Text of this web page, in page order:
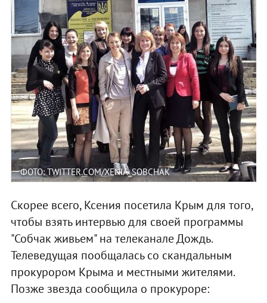
ФОТО: TWITTER.COM/XENIA_SOBCHAK
Скорее всего, Ксения посетила Крым для того,
чтобы взять интервью для своей программы
"Собчак живьем" на телеканале Дождь.
Телеведущая пообщалась со скандальным
прокурором Крыма и местными жителями.
Позже звезда сообщила о прокуроре: